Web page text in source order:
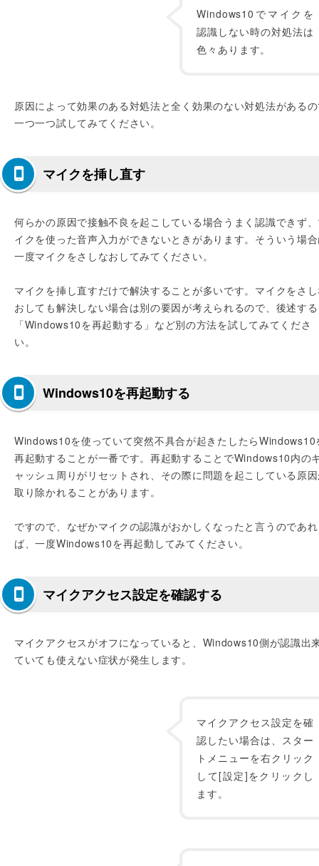
Windows10でマイクを
認識しない時の対処法は
色々あります。
原因によって効果のある対処法と全く効果のない対処法がある
一つ一つ試してみてください。
マイクを挿し直す
何らかの原因で接触不良を起こしている場合うまく認識できず
イクを使った音声入力ができないときがあります。そういう場
一度マイクをさしなおしてみてください。
マイクを挿し直すだけで解決することが多いです。マイクをさ
おしても解決しない場合は別の要因が考えられるので、後述する
「Windows10を再起動する」など別の方法を試してみてくださ
い。
Windows10を再起動する
Windows10を使っていて突然不具合が起きたしたらWindows10
再起動することが一番です。再起動することでWindows10内の
ャッシュ周りがリセットされ、その際に問題を起こしている原
取り除かれることがあります。
ですので、なぜかマイクの認識がおかしくなったと言うのであれ
ば、一度Windows10を再起動してみてください。
マイクアクセス設定を確認する
マイクアクセスがオフになっていると、Windows10側が認識出
ていても使えない症状が発生します。
マイクアクセス設定を確
認したい場合は、スター
トメニューを右クリック
して[設定]をクリックし
ます。